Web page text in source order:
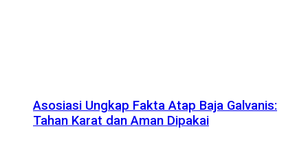
Asosiasi Ungkap Fakta Atap Baja Galvanis:
Tahan Karat dan Aman Dipakai